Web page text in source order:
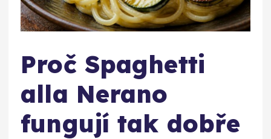
Proč Spaghetti
alla Nerano
fungují tak dobře